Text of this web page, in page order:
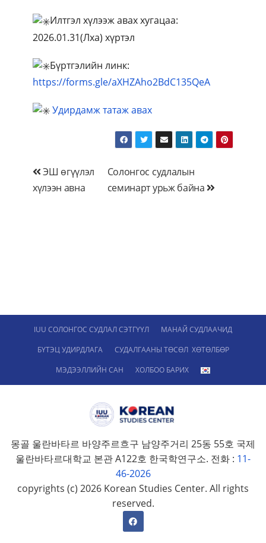
Илтгэл хүлээж авах хугацаа:
2026.01.31(Лха) хүртэл
Бүртгэлийн линк:
https://forms.gle/aXHZAho2BdC135QeA
Удирдамж татаж авах
Мэдээний
цэс
Солонгос судлалын
семинарт урьж байна
ЭШ өгүүлэл
хүлээн авна
IUU СОЛОНГОС СУДЛАЛ СЭТГҮҮЛ
МАНАЙ СУДЛААЧИД
БҮТЭЦ УДИРДЛАГА
СУДАЛГААНЫ ТӨСӨЛ ХӨТӨЛБӨР
МЭДЭЭЛЛИЙН САН
ХОЛБОО БАРИХ
몽골 울란바타르 바양주르흐구 남양주거리 25동 55호 국제
울란바타르대학교 본관 A122호 한국학연구소. 전화 : 11-
46-2026
copyrights (c) 2026 Korean Studies Center. All rights
reserved.